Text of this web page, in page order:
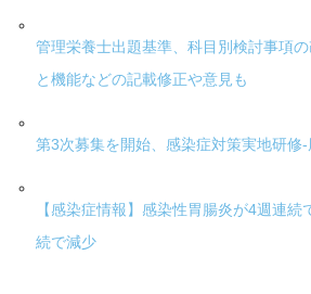
管理栄養士出題基準、科目別検討事項
と機能などの記載修正や意見も
第3次募集を開始、感染症対策実地研修
【感染症情報】感染性胃腸炎が4週連
続で減少